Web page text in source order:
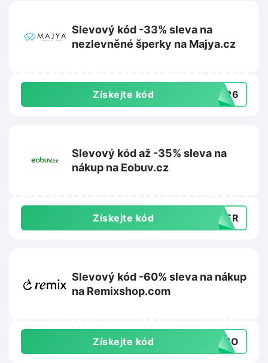
Slevový kód -33% sleva na
nezlevněné šperky na Majya.cz
Získejte kód 7326
Slevový kód až -35% sleva na
nákup na Eobuv.cz
Získejte kód MMER
Slevový kód -60% sleva na nákup
na Remixshop.com
Získejte kód FOMO